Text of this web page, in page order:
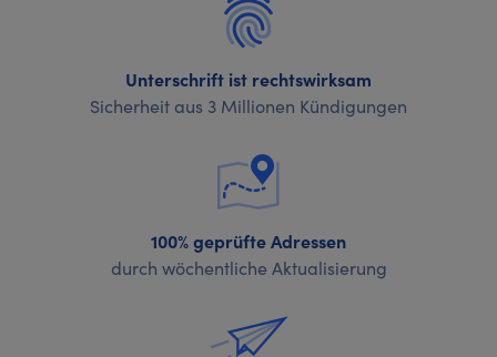
Unterschrift ist rechtswirksam
Sicherheit aus 3 Millionen Kündigungen
100% geprüfte Adressen
durch wöchentliche Aktualisierung